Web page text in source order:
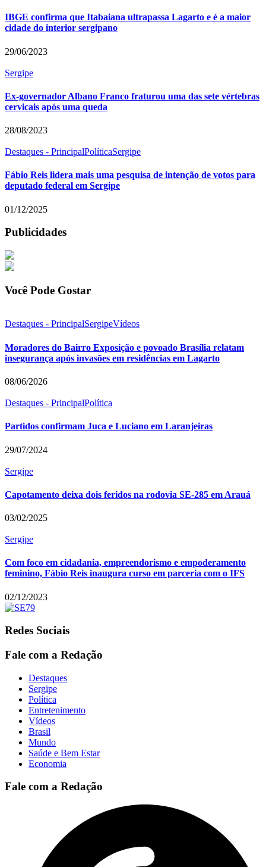
IBGE confirma que Itabaiana ultrapassa Lagarto e é a maior
cidade do interior sergipano
29/06/2023
Sergipe
Ex-governador Albano Franco fraturou uma das sete vértebras
cervicais após uma queda
28/08/2023
Destaques - PrincipalPolíticaSergipe
Fábio Reis lidera mais uma pesquisa de intenção de votos para
deputado federal em Sergipe
01/12/2025
Publicidades
Você Pode Gostar
Destaques - PrincipalSergipeVídeos
Moradores do Bairro Exposição e povoado Brasília relatam
insegurança após invasões em residências em Lagarto
08/06/2026
Destaques - PrincipalPolítica
Partidos confirmam Juca e Luciano em Laranjeiras
29/07/2024
Sergipe
Capotamento deixa dois feridos na rodovia SE-285 em Arauá
03/02/2025
Sergipe
Com foco em cidadania, empreendorismo e empoderamento
feminino, Fábio Reis inaugura curso em parceria com o IFS
02/12/2023
Redes Sociais
Fale com a Redação
Destaques
Sergipe
Política
Entretenimento
Vídeos
Brasil
Mundo
Saúde e Bem Estar
Economia
Fale com a Redação